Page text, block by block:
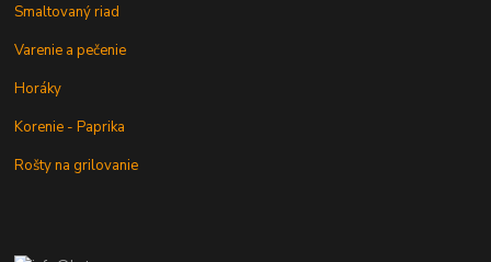
Smaltovaný riad
Varenie a pečenie
Horáky
Korenie - Paprika
Rošty na grilovanie